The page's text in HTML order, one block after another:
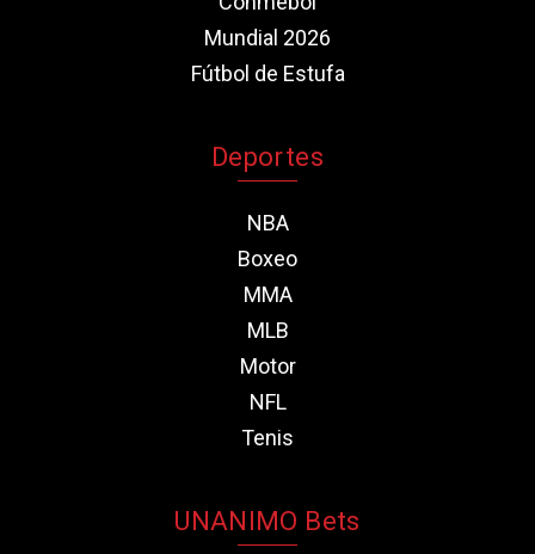
Mundial 2026
Fútbol de Estufa
Deportes
NBA
Boxeo
MMA
MLB
Motor
NFL
Tenis
UNANIMO Bets